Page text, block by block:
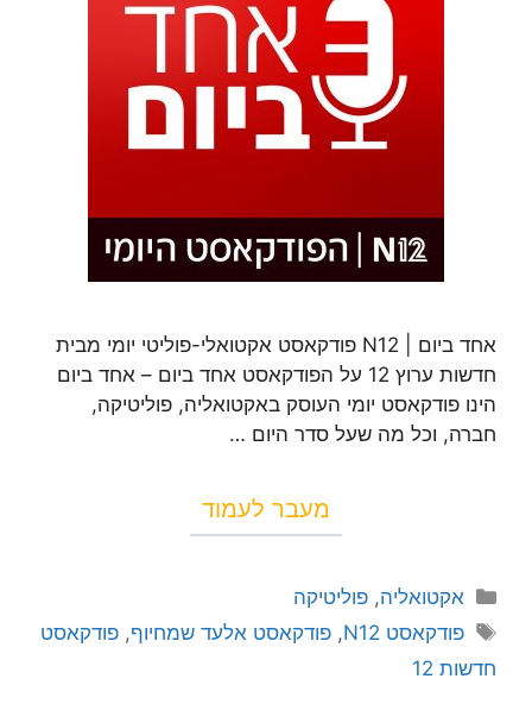
אחד ביום | N12 פודקאסט אקטואלי-פוליטי יומי מבית
חדשות ערוץ 12 על הפודקאסט אחד ביום – אחד ביום
הינו פודקאסט יומי העוסק באקטואליה, פוליטיקה,
חברה, וכל מה שעל סדר היום …
מעבר לעמוד
אקטואליה,פוליטיקה
פודקאסט N12
,פודקאסט אלעד שמחיוף,פודקאסט
חדשות 12